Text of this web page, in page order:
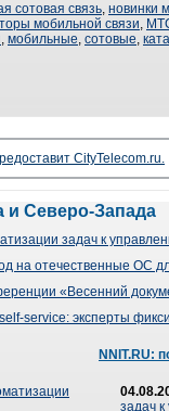
сотовая связь, новинки
мобильной связи,
, мобильные, сотовые,
CityTelecom.ru.
и Северо-Запада
задач к
на отечественные ОС
«Весенний
service: эксперты
NNIT.RU:
задач